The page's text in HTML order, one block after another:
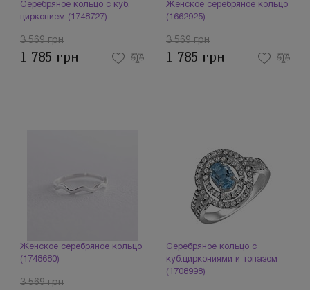
Серебряное кольцо с куб.
цирконием (1748727)
3 569 грн
1 785 грн
Женское серебряное кольцо
(1662925)
3 569 грн
1 785 грн
Женское серебряное кольцо
(1748680)
3 569 грн
Серебряное кольцо с
куб.циркониями и топазом
(1708998)